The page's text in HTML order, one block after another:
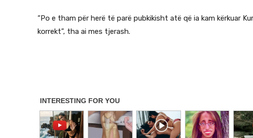
“Po e tham për herë të parë pubkikisht atë që ia kam kërkuar
korrekt”, tha ai mes tjerash.